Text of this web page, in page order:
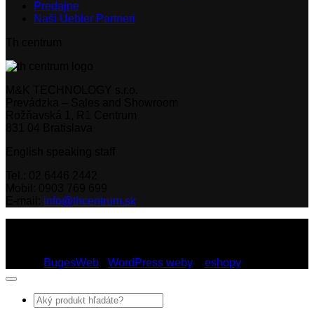
Predajne
Naši Uebler Partneri
info@thcentrum.sk
BugesWeb WordPress weby eshopy
Hľadať: